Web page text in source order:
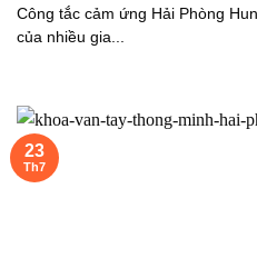
Công tắc cảm ứng Hải Phòng
của nhiều gia...
23
Th7